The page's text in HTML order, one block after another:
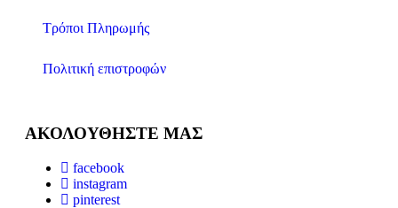
Τρόποι Πληρωμής
Πολιτική επιστροφών
ΑΚΟΛΟΥΘΉΣΤΕ ΜΑΣ
facebook
instagram
pinterest